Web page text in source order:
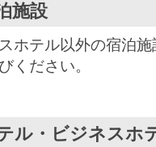
施設
ホテル以外の宿泊
ください。
ル・ビジネスホ